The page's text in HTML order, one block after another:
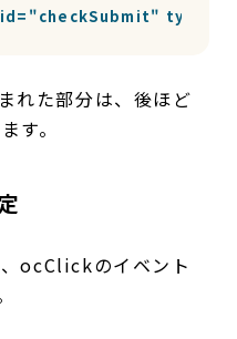
た部分は、後ほど
す。
ocClickのイベント